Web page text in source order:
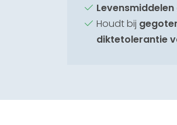
Houdt bij
diktetolerantie